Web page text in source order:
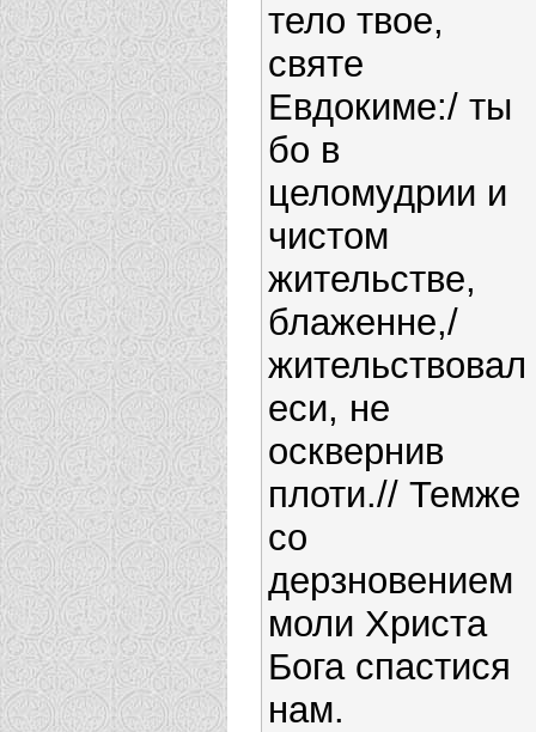
тело твое,
святе
Евдокиме:/ ты
бо в
целомудрии и
чистом
жительстве,
блаженне,/
жительствовал
еси, не
осквернив
плоти.// Темже
со
дерзновением
моли Христа
Бога спастися
нам.